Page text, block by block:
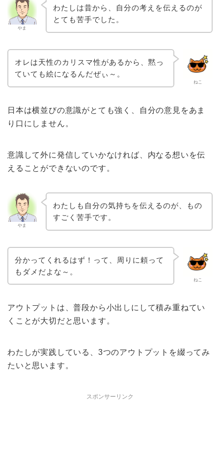
やま
わたしは昔から、自分の考えを伝えるのが
とても苦手でした。
ねこ
オレは天性のカリスマ性があるから、黙っ
ていても絵になるんだぜぃ～。
日本は横並びの意識がとても強く、自分の意見をあま
り口にしません。
意識して外に発信していかなければ、内なる想いを伝
えることができないのです。
やま
わたしも自分の気持ちを伝えるのが、もの
すごく苦手です。
ねこ
分かってくれるはず！って、周りに頼って
もダメだよな～。
アウトプットは、普段から小出しにして積み重ねてい
くことが大切だと思います。
わたしが実践している、3つのアウトプットを綴ってみ
たいと思います。
スポンサーリンク